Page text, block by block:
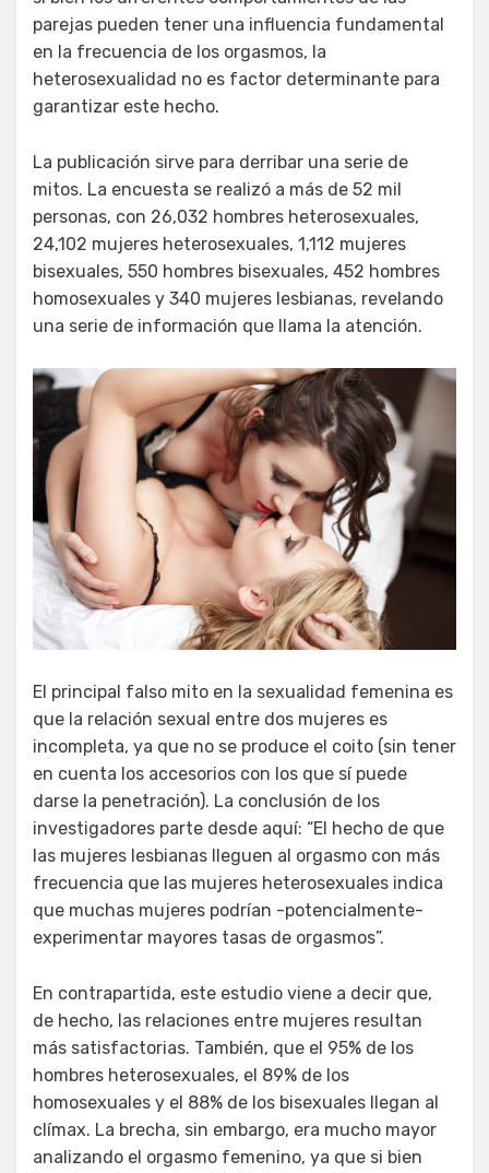
parejas pueden tener una influencia fundamental
en la frecuencia de los orgasmos, la
heterosexualidad no es factor determinante para
garantizar este hecho.
La publicación sirve para derribar una serie de
mitos. La encuesta se realizó a más de 52 mil
personas, con 26,032 hombres heterosexuales,
24,102 mujeres heterosexuales, 1,112 mujeres
bisexuales, 550 hombres bisexuales, 452 hombres
homosexuales y 340 mujeres lesbianas, revelando
una serie de información que llama la atención.
El principal falso mito en la sexualidad femenina es
que la relación sexual entre dos mujeres es
incompleta, ya que no se produce el coito (sin tener
en cuenta los accesorios con los que sí puede
darse la penetración). La conclusión de los
investigadores parte desde aquí: “El hecho de que
las mujeres lesbianas lleguen al orgasmo con más
frecuencia que las mujeres heterosexuales indica
que muchas mujeres podrían -potencialmente-
experimentar mayores tasas de orgasmos”.
En contrapartida, este estudio viene a decir que,
de hecho, las relaciones entre mujeres resultan
más satisfactorias. También, que el 95% de los
hombres heterosexuales, el 89% de los
homosexuales y el 88% de los bisexuales llegan al
clímax. La brecha, sin embargo, era mucho mayor
analizando el orgasmo femenino, ya que si bien